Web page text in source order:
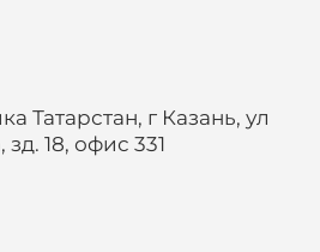
Татарстан, г Казань, ул
18, офис 331